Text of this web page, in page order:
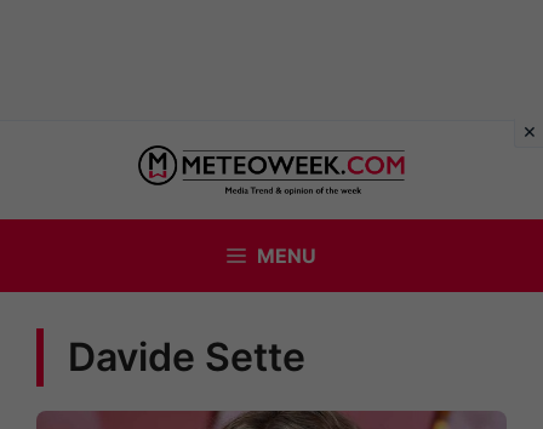
contenuto
MENU
Davide Sette